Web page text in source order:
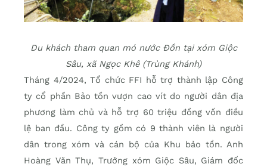
Du khách tham quan mó nước Đồn tại xóm Giộc
Sâu, xã Ngọc Khê (Trùng Khánh)
Tháng 4/2024, Tổ chức FFI hỗ trợ thành lập Công
ty cổ phần Bảo tồn vượn cao vít do người dân địa
phương làm chủ và hỗ trợ 60 triệu đồng vốn điều
lệ ban đầu. Công ty gồm có 9 thành viên là người
dân trong xóm và cán bộ của Khu bảo tồn. Anh
Hoàng Văn Thụ, Trưởng xóm Giộc Sâu, Giám đốc